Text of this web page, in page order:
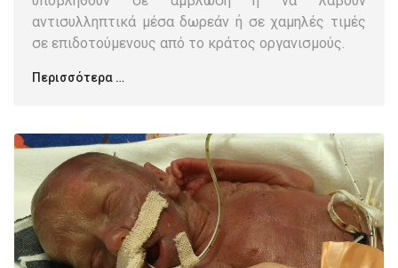
αντισυλληπτικά μέσα δωρεάν ή σε χαμηλές τιμές
σε επιδοτούμενους από το κράτος οργανισμούς.
Περισσότερα …